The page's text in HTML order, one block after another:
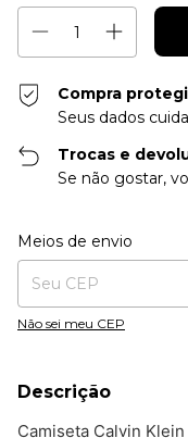
Compra
Seus dados
Trocas e
Se não gostar,
Entregas para o CEP:
Meios de envio
Não sei meu CEP
Descrição
Camiseta Calvin